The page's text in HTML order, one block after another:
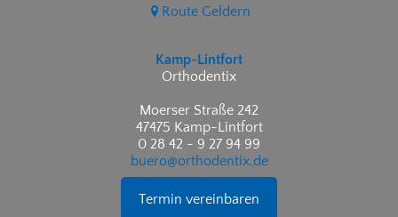
Route Geldern
Kamp-Lintfort
Orthodentix
Moerser Straße 242
47475 Kamp-Lintfort
0 28 42 - 9 27 94 99
buero@orthodentix.de
Termin vereinbaren